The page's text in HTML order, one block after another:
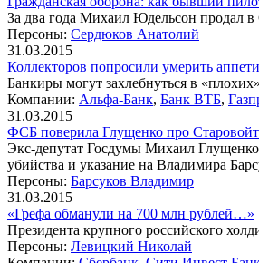
За два года Михаил Юдельсон продал
Персоны: Сердюков Анатолий
31.03.2015
Коллекторов попросили умерить
Банкиры могут захлебнуться в
Компании: Альфа-Банк, Банк ВТБ,
31.03.2015
ФСБ поверила Глущенко про
Экс-депутат Госдумы Михаил
убийства и указание на Владимира
Персоны: Барсуков Владимир
31.03.2015
«Грефа обманули на 700 млн рублей…»
Президента крупного российского
Персоны: Левицкий Николай